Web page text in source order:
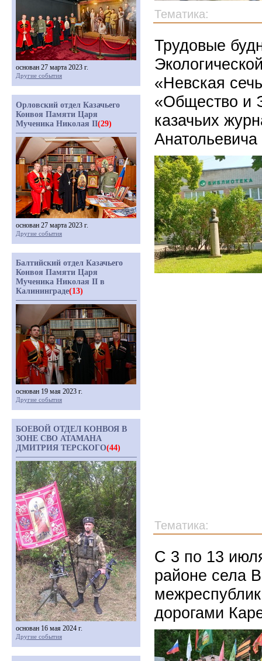
Тематика:
Трудовые
«Невская
«Общество и
казачьих
Анатольевича
Тематика:
С 3 по 13
районе села
дорогами
основан 27 марта 2023 г.
Другие события
Орловский отдел Казачьего
Конвоя Памяти Царя
Мученика Николая II(29)
основан 27 марта 2023 г.
Другие события
Балтийский отдел Казачьего
Конвоя Памяти Царя
Мученика Николая II в
Калининграде(13)
основан 19 мая 2023 г.
Другие события
БОЕВОЙ ОТДЕЛ КОНВОЯ В
ЗОНЕ СВО АТАМАНА
ДМИТРИЯ ТЕРСКОГО(44)
основан 16 мая 2024 г.
Другие события